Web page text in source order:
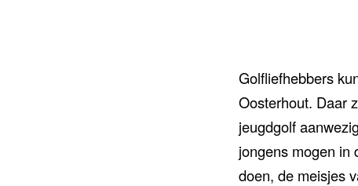
Golfliefhebbers
Oosterhout. Daar
jeugdgolf
jongens mogen in
doen, de meisjes